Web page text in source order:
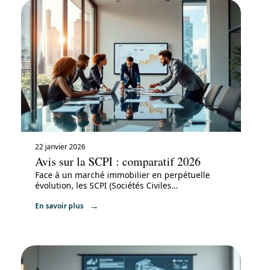
22 janvier 2026
Avis sur la SCPI : comparatif 2026
Face à un marché immobilier en perpétuelle
évolution, les SCPI (Sociétés Civiles…
En savoir plus